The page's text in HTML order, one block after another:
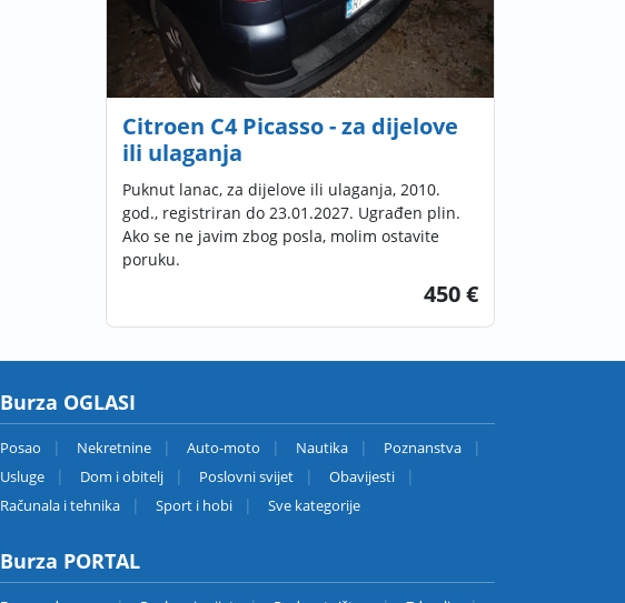
Citroen C4 Picasso - za dijelove
ili ulaganja
Puknut lanac, za dijelove ili ulaganja, 2010.
god., registriran do 23.01.2027. Ugrađen plin.
Ako se ne javim zbog posla, molim ostavite
poruku.
450 €
Burza OGLASI
Posao Nekretnine Auto-moto Nautika
Poznanstva
Usluge
Dom i obitelj Poslovni svijet
Obavijesti
Računala i tehnika
Sport i hobi Sve kategorije
Burza PORTAL